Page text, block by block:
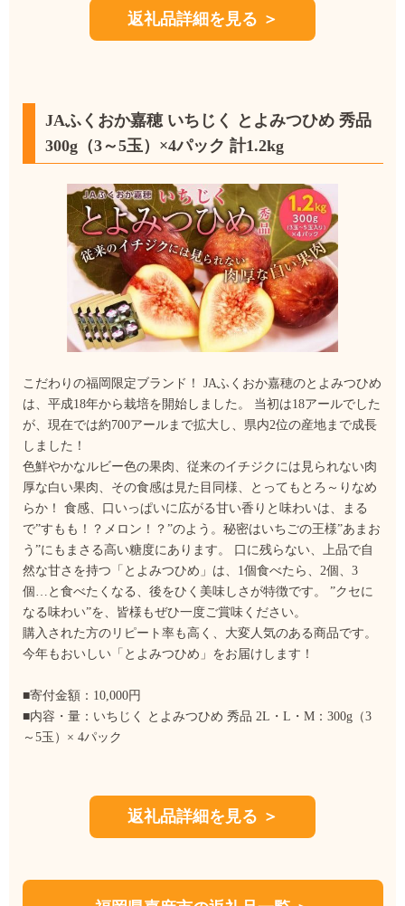
返礼品詳細を見る ＞
JAふくおか嘉穂 いちじく とよみつひめ 秀品
300g（3～5玉）×4パック 計1.2kg
こだわりの福岡限定ブランド！ JAふくおか嘉穂のとよみつひめ
は、平成18年から栽培を開始しました。 当初は18アールでした
が、現在では約700アールまで拡大し、県内2位の産地まで成長
しました！
色鮮やかなルビー色の果肉、従来のイチジクには見られない肉
厚な白い果肉、その食感は見た目同様、とってもとろ～りなめ
らか！ 食感、口いっぱいに広がる甘い香りと味わいは、まる
で”すもも！？メロン！？”のよう。秘密はいちごの王様”あまお
う”にもまさる高い糖度にあります。 口に残らない、上品で自
然な甘さを持つ「とよみつひめ」は、1個食べたら、2個、3
個…と食べたくなる、後をひく美味しさが特徴です。 ”クセに
なる味わい”を、皆様もぜひ一度ご賞味ください。
購入された方のリピート率も高く、大変人気のある商品です。
今年もおいしい「とよみつひめ」をお届けします！
■寄付金額：10,000円
■内容・量：いちじく とよみつひめ 秀品 2L・L・M：300g（3
～5玉）× 4パック
返礼品詳細を見る ＞